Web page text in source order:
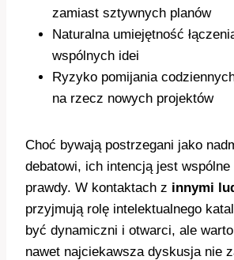
zamiast sztywnych planów
Naturalna umiejętność
wspólnych idei
Ryzyko pomijania
na rzecz nowych projektów
Choć bywają postrzegani jako
debatowi, ich intencją jest
prawdy. W kontaktach z innymi
przyjmują rolę intelektualnego
być dynamiczni i otwarci, ale
nawet najciekawsza dyskusja nie